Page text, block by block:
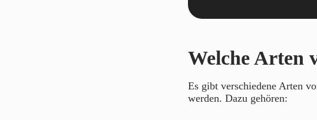
Welche Arten
Es gibt verschiedene Arten
werden. Dazu gehören: